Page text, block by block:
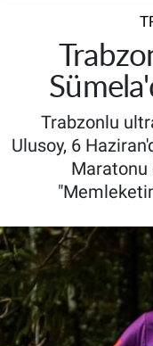
Trabzonlu
Ulusoy, 6
Maratonu
Resmi Reklam
Yazarlar
Perde Arkası
Süper Lig
Tüm Manşetler
Son Dakika
Haber Arşivi